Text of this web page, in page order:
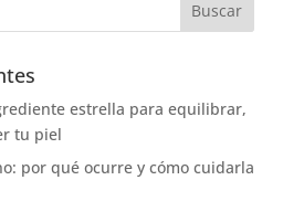
estrella para equilibrar,
tu piel
por qué ocurre y cómo cuidarla